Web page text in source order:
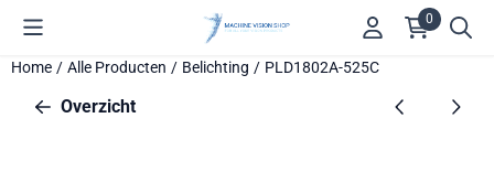
Cookievoorkeuren zijn beschikbaar. Kies instellingen of sta alle
0
Home / Alle Producten / Belichting / PLD1802A-525C
Overzicht